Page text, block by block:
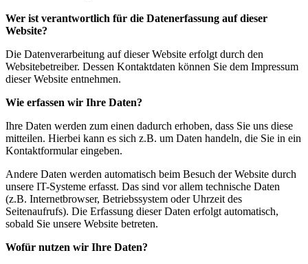
Wer ist verantwortlich für die Datenerfassung auf dieser
Website?
Die Datenverarbeitung auf dieser Website erfolgt durch den
Websitebetreiber. Dessen Kontaktdaten können Sie dem Impressum
dieser Website entnehmen.
Wie erfassen wir Ihre Daten?
Ihre Daten werden zum einen dadurch erhoben, dass Sie uns diese
mitteilen. Hierbei kann es sich z.B. um Daten handeln, die Sie in ein
Kontaktformular eingeben.
Andere Daten werden automatisch beim Besuch der Website durch
unsere IT-Systeme erfasst. Das sind vor allem technische Daten
(z.B. Internetbrowser, Betriebssystem oder Uhrzeit des
Seitenaufrufs). Die Erfassung dieser Daten erfolgt automatisch,
sobald Sie unsere Website betreten.
Wofür nutzen wir Ihre Daten?